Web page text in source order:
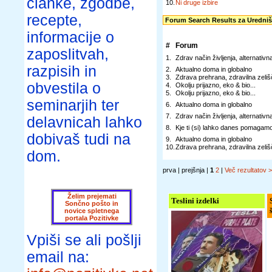
članke, zgodbe,
recepte,
informacije o
zaposlitvah,
razpisih in
obvestila o
seminarjih ter
delavnicah lahko
dobivaš tudi na
dom.
Želim prejemati
Sončno pošto in
novice spletnega
portala Pozitivke
Vpiši se ali pošlji
email na:
10. Ni druge izbire
Forum Search Results za
# Forum
1.
Zdrav način življenja,
2.
Aktualno doma in globalno
3.
Zdrava prehrana, zdravilna
4.
Okolju prijazno, eko & bio...
5.
Okolju prijazno, eko & bio...
6.
Aktualno doma in globalno
7.
Zdrav način življenja,
8.
Kje ti (si) lahko danes
9.
Aktualno doma in globalno
10. Zdrava prehrana, zdravilna
prva | prejšnja | 1 2 | Več rezultatov
Teslini izdelki